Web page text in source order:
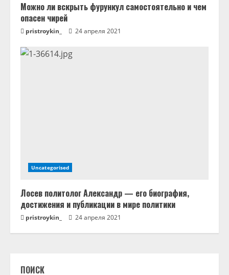
Можно ли вскрыть фурункул самостоятельно и чем
опасен чирей
pristroykin_ 24 апреля 2021
Uncategorised
Лосев политолог Александр — его биография,
достижения и публикации в мире политики
pristroykin_ 24 апреля 2021
ПОИСК